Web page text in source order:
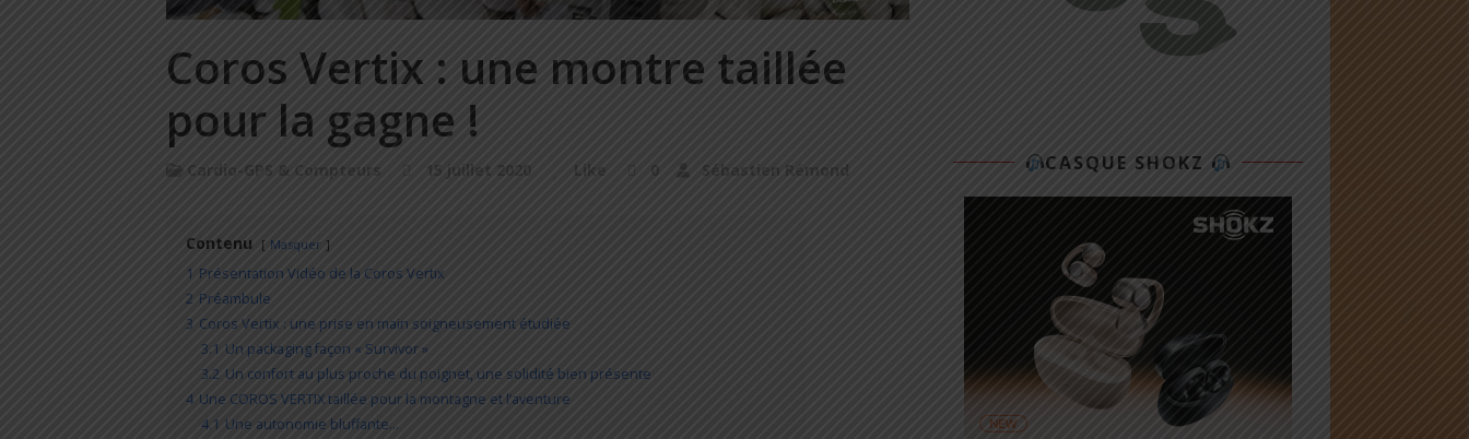
Coros Vertix : une montre taillée
pour la gagne !
Cardio-GPS & Compteurs 15 juillet 2020 Like 0 Sébastien Rémond
Contenu Masquer
1 Présentation Vidéo de la Coros Vertix
2 Préambule
3 Coros Vertix : une prise en main soigneusement étudiée
3.1 Un packaging façon « Survivor »
3.2 Un confort au plus proche du poignet, une solidité bien présente
4 Une COROS VERTIX taillée pour la montagne et l’aventure
4.1 Une autonomie bluffante…
CASQUE SHOKZ